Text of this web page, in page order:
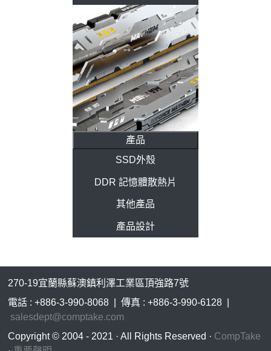
產品
SSD外殼
DDR 記憶體散熱片
其他產品
產品設計
270-19宜蘭縣蘇澳鎮利澤工業區頂強路7號
電話 : +886-3-990-8068 | 傳真 : +886-3-990-6128 |
salesdept@comptake.com
Copyright © 2004 - 2021 · All Rights Reserved · CompTake